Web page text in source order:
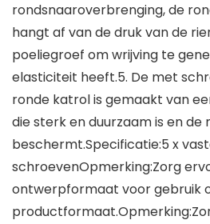
rondsnaaroverbrenging, de
hangt af van de druk van de
poeliegroef om wrijving te
elasticiteit heeft.5. De met
ronde katrol is gemaakt van
die sterk en duurzaam is en de
beschermt.Specificatie:5 x
schroevenOpmerking:Zorg
ontwerpformaat voor gebruik